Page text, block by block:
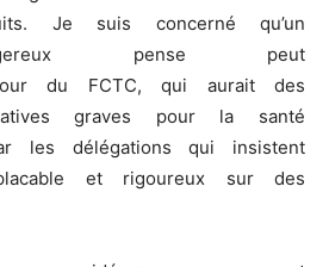
Je suis concerné qu’un
pense peut
du FCTC, qui aurait des
graves pour la santé
les délégations qui insistent
et rigoureux sur des